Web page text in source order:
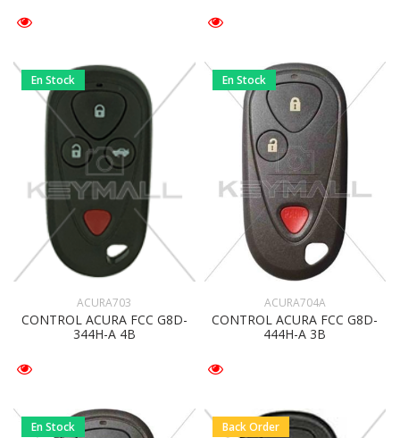
En Stock
ACURA703
CONTROL ACURA FCC G8D-
344H-A 4B
En Stock
ACURA704A
CONTROL ACURA FCC G8D-
444H-A 3B
En Stock Back Order